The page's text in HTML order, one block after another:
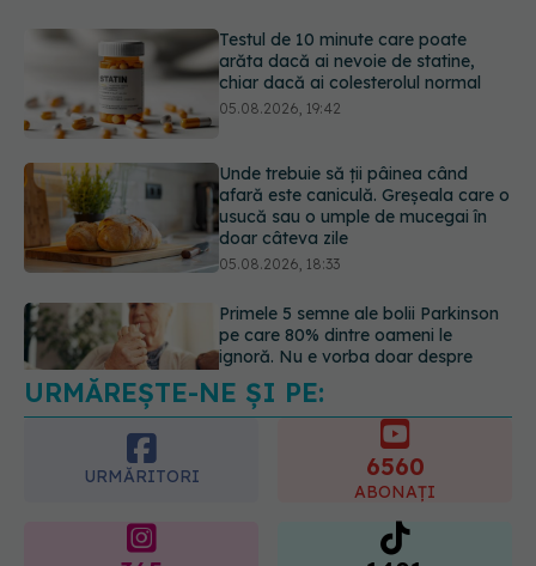
Unde trebuie să ții pâinea când
afară este caniculă. Greșeala care o
doar câteva zile
Primele 5 semne ale bolii Parkinson
pe care 80% dintre oameni le
ignoră. Nu e vorba doar despre
tremor
Gabriela Cristea, manifest pentru
respect și acceptare: Corpul
05.08.2026, 21:23
URMĂREȘTE-NE ȘI PE:
URMĂRITORI
ABONAȚI
URMĂRITORI
1401
URMĂRITORI
ARTICOLE SIMILARE